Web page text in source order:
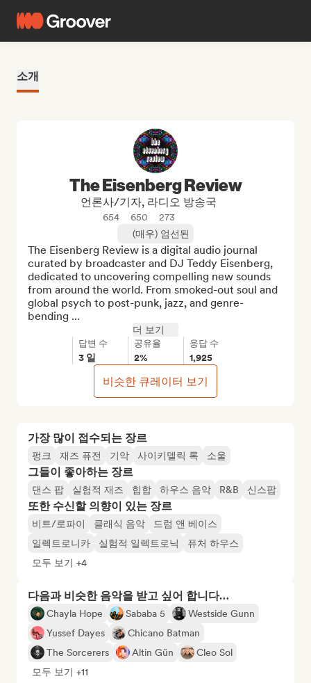
소개
가장 많이 접수되는 장르
펑크 재즈 퓨전 기악 사이키델릭 록 소울
그들이 좋아하는 장르
댄스 팝 실험적 재즈 힙합 하우스 음악 R&B 신스팝
또한 수신할 의향이 있는 장르
비트/로파이 클래식 음악
드럼 앤 베이스
일렉트로니카
실험적 일렉트로닉
퓨처 하우스
모두 보기 +4
다음과 비슷한 음악을 받고 싶어 합니다…
Chayla Hope Sababa 5
Westside Gunn
Yussef Dayes
Chicano Batman
The Sorcerers
Altin Gün
Cleo Sol
모두 보기 +11
The Eisenberg Review
언론사/기자, 라디오 방송국
654 650
273
(매우) 엄선된
The Eisenberg Review is a digital audio journal
curated by broadcaster and DJ Teddy Eisenberg,
dedicated to uncovering compelling new sounds
from around the world. From smoked-out soul and
global psych to post-punk, jazz, and genre-
bending ...
더 보기
답변 수
3 일
공유율
2%
응답 수
1,925
비슷한 큐레이터 보기